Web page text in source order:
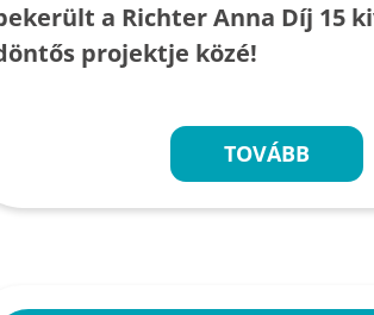
a Richter Anna Díj 15
projektje közé!
TOVÁBB